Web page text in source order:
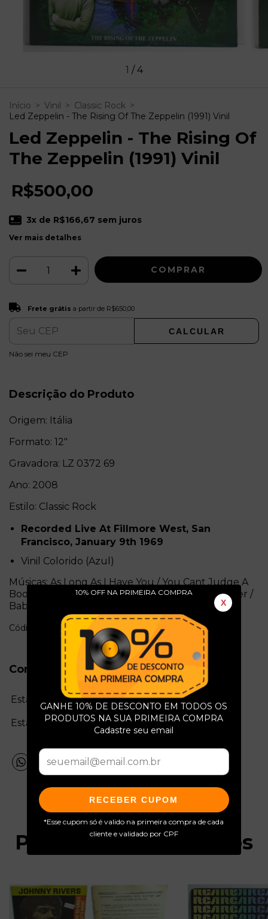
10% OFF NA PRIMEIRA COMPRA
X
GANHE 10% DE DESCONTO EM TODOS OS
PRODUTOS NA SUA PRIMEIRA COMPRA
Cadastre seu email
RECEBER CUPOM
*Esse cupom só é valido na primeira compra de cada
cliente e validado por CPF
1 /4
Início > Vinil > Classic Rock >
Led Zeppelin - The Rising Of The Zeppelin (1991) Vinil
Led Zeppelin - The Rising Of
The Zeppelin (1991) Vinil
R$500,00
3x de R$166,67 sem juros
Ver mais detalhes
Entregas para o CEP: ALTERAR CEP
Frete grátis a partir de R$650,00
CALCULAR
Não sei meu CEP
Descrição do Produto
Origem: Itália
Formato: 12"
Gravadora: LZ 0372 69
Ano: 2008
Estilo: Classic Rock
Recorded Live At Fillmore West, San
Francisco, January 9th 1969
Vinil Colorido (Azul)
Músicas: As Long As I Have You / You Cant Judge A
Book By The Cover / Killing Floor / White Summer /
Baby, Im Gonna Leave You / Pats Delight
Código: l892
Conservação do Produto
Estado da mídia:
Estado da capa:
Produtos relacionados